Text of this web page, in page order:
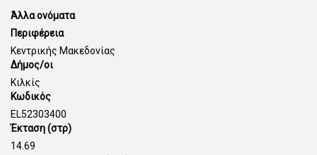
Άλλα ονόματα
Περιφέρεια
Κεντρικής Μακεδονίας
Δήμος/οι
Κιλκίς
Κωδικός
EL52303400
Έκταση (στρ)
14.69